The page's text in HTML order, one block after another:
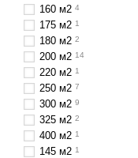
160 м2 4
175 м2 1
180 м2 2
200 м2 14
220 м2 1
250 м2 7
300 м2 9
325 м2 2
400 м2 1
145 м2 1